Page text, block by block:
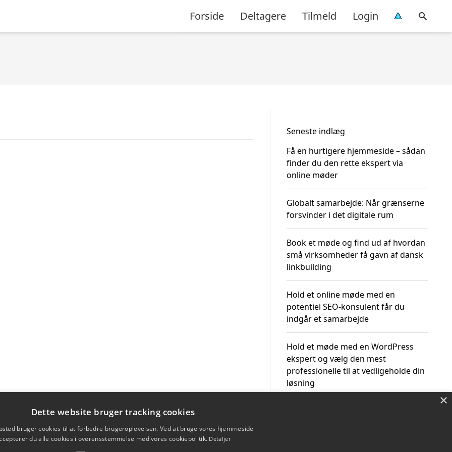
Forside Deltagere Tilmeld Login
Seneste indlæg
Få en hurtigere hjemmeside – sådan
finder du den rette ekspert via
online møder
Globalt samarbejde: Når grænserne
forsvinder i det digitale rum
Book et møde og find ud af hvordan
små virksomheder få gavn af dansk
linkbuilding
Hold et online møde med en
potentiel SEO-konsulent får du
indgår et samarbejde
Hold et møde med en WordPress
ekspert og vælg den mest
professionelle til at vedligeholde din
løsning
×
Dette website bruger tracking cookies
bruger cookies til at forbedre brugeroplevelsen. Ved at bruge vores hjemmeside
du alle cookies i overensstemmelse med vores cookiepolitik. Detaljer